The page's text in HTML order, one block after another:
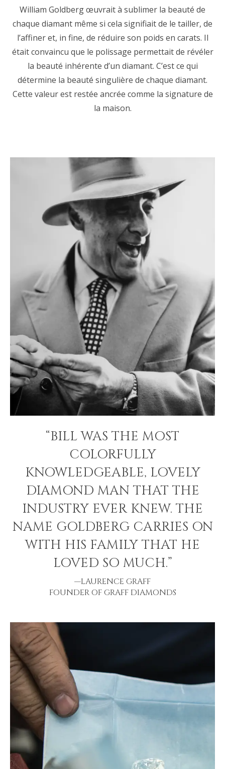
William Goldberg œuvrait à sublimer la beauté de
chaque diamant même si cela signifiait de le tailler, de
l’affiner et, in fine, de réduire son poids en carats. Il
était convaincu que le polissage permettait de révéler
la beauté inhérente d’un diamant. C’est ce qui
détermine la beauté singulière de chaque diamant.
Cette valeur est restée ancrée comme la signature de
la maison.
“BILL WAS THE MOST
COLORFULLY
KNOWLEDGEABLE, LOVELY
DIAMOND MAN THAT THE
INDUSTRY EVER KNEW. THE
NAME GOLDBERG CARRIES ON
WITH HIS FAMILY THAT HE
LOVED SO MUCH.”
—LAURENCE GRAFF
FOUNDER OF GRAFF DIAMONDS